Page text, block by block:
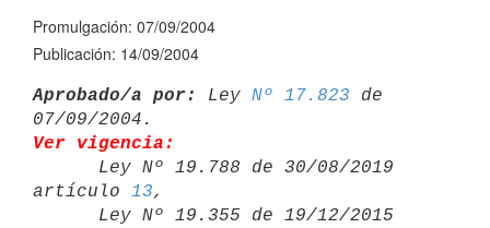
Promulgación: 07/09/2004
Publicación: 14/09/2004
Aprobado/a por: Ley Nº 17.823 de
Ver vigencia:
artículo 13,